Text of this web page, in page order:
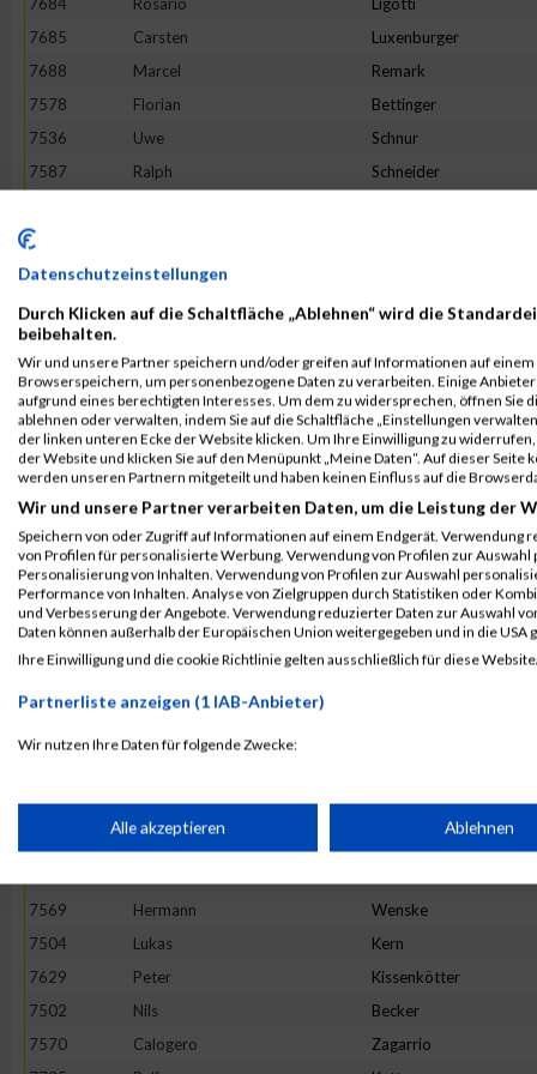
7685
Carsten Luxenburger
7688
Marcel Remark
7578
Florian Bettinger
7536
Uwe Schnur
7587
Ralph Schneider
7455
7468
Lena
7571
Michael Resch
7493
7715
Marcel Paulus
7491
Bernhard Hellbrück
7678
Patrick Kanzler
7623
Steven Balzer
7573
Peter Heincke
7716
Elvin Arslanovic
7568
Thomas Trenz
7527
Hugo Appaldo
7616
Jannik Weiten
7697
Markus
7696
Kai
7494
Tobias Riehm
Angelo
7569
Hermann Wenske
7504
Lukas Kern
7629
Peter Kissenkötter
7502
Nils Becker
7570
Calogero Zagarrio
Datenschutzeinstellungen
Durch Klicken auf die Schaltfläche „Ablehnen“ wird die
beibehalten.
Wir und unsere Partner speichern und/oder greifen auf Informationen auf einem
Browserspeichern, um personenbezogene Daten zu verarbeiten. Einige
aufgrund eines berechtigten Interesses. Um dem zu widersprechen, öffnen Sie
ablehnen oder verwalten, indem Sie auf die Schaltfläche „Einstellungen
der linken unteren Ecke der Website klicken. Um Ihre Einwilligung zu
der Website und klicken Sie auf den Menüpunkt „Meine Daten“. Auf dieser
werden unseren Partnern mitgeteilt und haben keinen Einfluss auf die
Wir und unsere Partner verarbeiten Daten, um die Leistung der
Speichern von oder Zugriff auf Informationen auf einem Endgerät. Verwendung
von Profilen für personalisierte Werbung. Verwendung von Profilen zur
Personalisierung von Inhalten. Verwendung von Profilen zur Auswahl
Performance von Inhalten. Analyse von Zielgruppen durch Statistiken oder
und Verbesserung der Angebote. Verwendung reduzierter Daten zur Auswahl
Daten können außerhalb der Europäischen Union weitergegeben und in die USA
Ihre Einwilligung und die cookie Richtlinie gelten ausschließlich für diese
Partnerliste anzeigen (1 IAB-Anbieter)
Wir nutzen Ihre Daten für folgende Zwecke:
Speichern von oder Zugriff auf Informationen auf einem
Erstellung von Profilen für personalisierte Werbung
Verwendung von Profilen zur Auswahl personalisierter Werbung
Alle akzeptieren Ablehnen